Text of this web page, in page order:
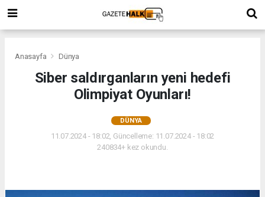
Anasayfa Dünya
Siber saldırganların yeni hedefi
Olimpiyat Oyunları!
DÜNYA
11.07.2024 - 18:02, Güncelleme: 11.07.2024 - 18:02
240834+ kez okundu.